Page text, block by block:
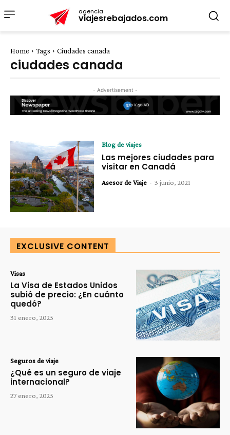
agencia
viajesrebajados.com
Home Tags Ciudades canada
ciudades canada
- Advertisement -
Blog de viajes
Las mejores ciudades para
visitar en Canadá
Asesor de Viaje - 3 junio, 2021
EXCLUSIVE CONTENT
Visas
La Visa de Estados Unidos
subió de precio: ¿En cuánto
quedó?
31 enero, 2025
Seguros de viaje
¿Qué es un seguro de viaje
internacional?
27 enero, 2025